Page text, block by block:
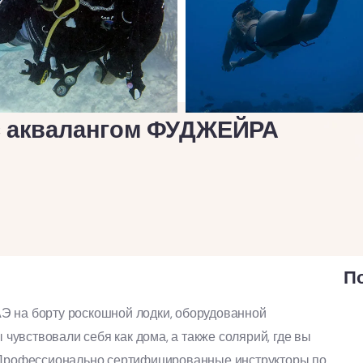
аквалангом ФУДЖЕЙРА
борту роскошной лодки, оборудованной
себя как дома, а также солярий, где вы